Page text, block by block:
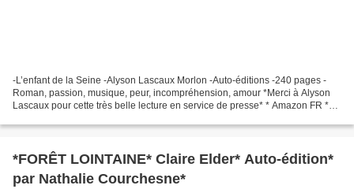
-L’enfant de la Seine -Alyson Lascaux Morlon -Auto-éditions -240 pages -
Roman, passion, musique, peur, incompréhension, amour *Merci à Alyson
Lascaux pour cette très belle lecture en service de presse* * Amazon FR ***
*FORÊT LOINTAINE* Claire Elder* Auto-édition*
par Nathalie Courchesne*